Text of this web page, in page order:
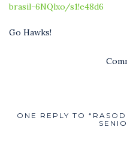
brasil-6NQlxo/s1!e48d6
Go Hawks!
ONE REPLY TO